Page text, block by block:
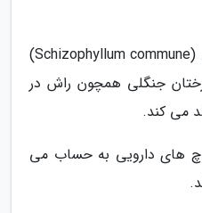
محل رویش قارچ گوش ماهی (Schizophyllum commune)
جنگلی همچون راش در
می کند.
های دارویی به حساب می